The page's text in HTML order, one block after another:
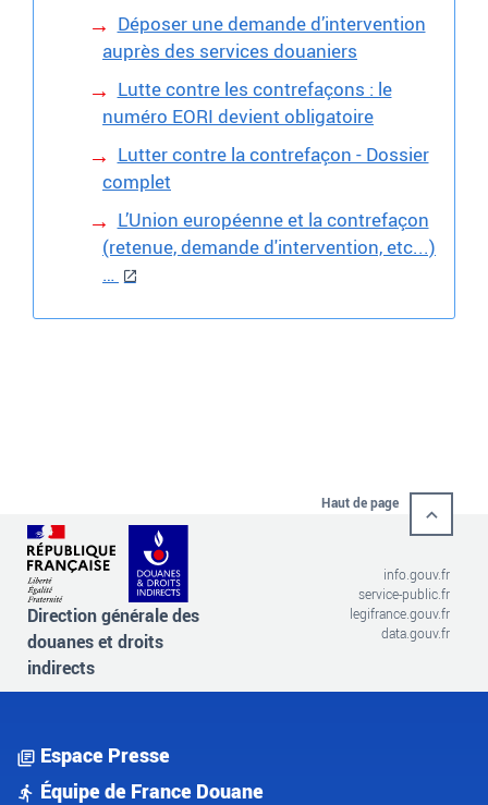
Déposer une demande d’intervention
auprès des services douaniers
Lutte contre les contrefaçons : le
numéro EORI devient obligatoire
Lutter contre la contrefaçon - Dossier
complet
L’Union européenne et la contrefaçon
(retenue, demande d'intervention, etc...)
…
Haut de page
Direction générale des
douanes et droits
indirects
info.gouv.fr
service-public.fr
legifrance.gouv.fr
data.gouv.fr
Espace Presse
Équipe de France Douane